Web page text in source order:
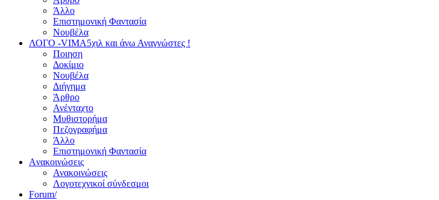
Άλλο
Επιστημονική Φαντασία
Νουβέλα
ΛΟΓΟ -VIMA5χιλ και άνω Αναγνώστες !
Ποιηση
Δοκίμιο
Νουβέλα
Διήγημα
Άρθρο
Ανένταχτο
Μυθιστορήμα
Πεζογραφήμα
Άλλο
Επιστημονική Φαντασία
Aνακοινώσεις
Ανακοινώσεις
Λογοτεχνικοί σύνδεσμοι
Forum/